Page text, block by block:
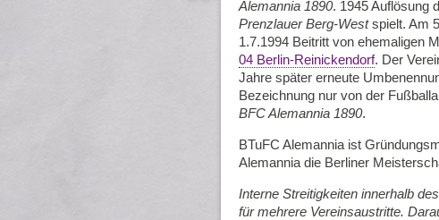
Alemannia 1890. 1945 Auflösung
Prenzlauer Berg-Westspielt. Am
1.7.1994 Beitritt von ehemaligen
04 Berlin-Reinickendorf. Der
Jahre später erneute
Bezeichnung nur von der
BFC Alemannia 1890.
BTuFC Alemannia ist
Alemannia die Berliner
Interne Streitigkeiten innerhalb
für mehrere Vereinsaustritte.